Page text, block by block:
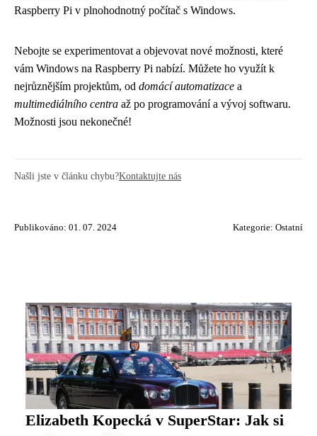
Raspberry Pi v plnohodnotný počítač s Windows.
Nebojte se experimentovat a objevovat nové možnosti, které
vám Windows na Raspberry Pi nabízí. Můžete ho využít k
nejrůznějším projektům, od domácí automatizace a
multimediálního centra až po programování a vývoj softwaru.
Možnosti jsou nekonečné!
Našli jste v článku chybu?Kontaktujte nás
Publikováno: 01. 07. 2024 Kategorie: Ostatní
Elizabeth Kopecká v SuperStar: Jak si